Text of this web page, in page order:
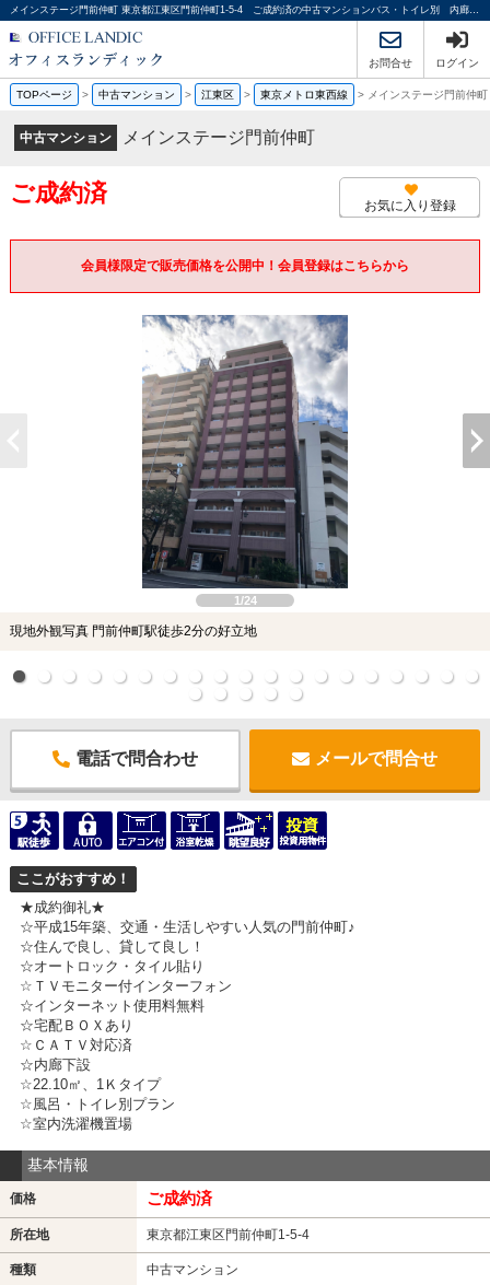
メインステージ門前仲町 東京都江東区門前仲町1-5-4 ご成約済の中古マンションバス・トイレ別 内廊下｜オフィスランディック株式会社
お問合せ ログイン
TOPページ > 中古マンション > 江東区 > 東京メトロ東西線 > メインステージ門前仲町
中古マンション メインステージ門前仲町
ご成約済 お気に入り登録
会員様限定で販売価格を公開中！会員登録はこちらから
1/24
現地外観写真 門前仲町駅徒歩2分の好立地
電話で問合わせ メールで問合せ
ここがおすすめ！
★成約御礼★
☆平成15年築、交通・生活しやすい人気の門前仲町♪
☆住んで良し、貸して良し！
☆オートロック・タイル貼り
☆ＴＶモニター付インターフォン
☆インターネット使用料無料
☆宅配ＢＯＸあり
☆ＣＡＴＶ対応済
☆内廊下設
☆22.10㎡、1Ｋタイプ
☆風呂・トイレ別プラン
☆室内洗濯機置場
基本情報
価格 ご成約済
所在地 東京都江東区門前仲町1-5-4
種類 中古マンション